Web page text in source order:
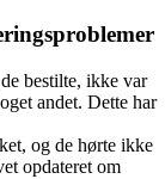
bestilte, ikke var
andet. Dette har
og de hørte ikke
opdateret om